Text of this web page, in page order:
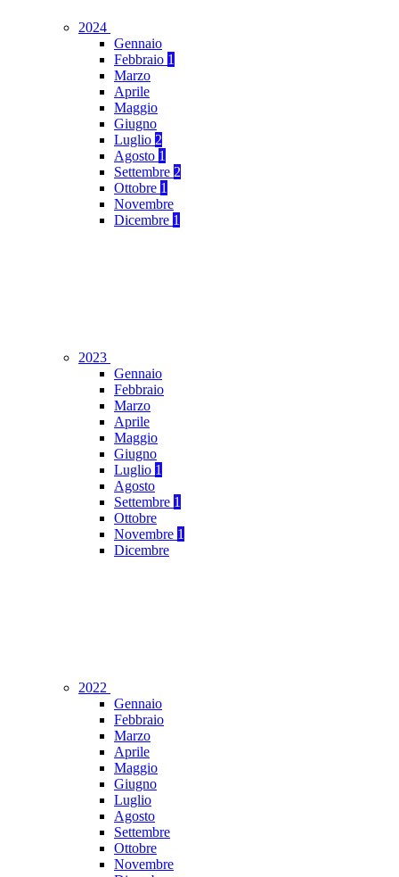
2024
Gennaio
Febbraio 1
Marzo
Aprile
Maggio
Giugno
Luglio 2
Agosto 1
Settembre 2
Ottobre 1
Novembre
Dicembre 1
2023
Gennaio
Febbraio
Marzo
Aprile
Maggio
Giugno
Luglio 1
Agosto
Settembre 1
Ottobre
Novembre 1
Dicembre
2022
Gennaio
Febbraio
Marzo
Aprile
Maggio
Giugno
Luglio
Agosto
Settembre
Ottobre
Novembre